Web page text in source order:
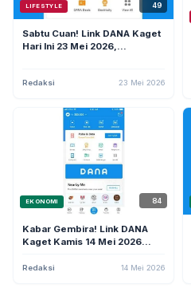
LIFESTYLE 49
Sabtu Cuan! Link DANA Kaget
Hari Ini 23 Mei 2026,
Redaksi 23 Mei 2026
EKONOMI 84
Kabar Gembira! Link DANA
Kaget Kamis 14 Mei 2026
Cepat Dia Dapat!
Redaksi 14 Mei 2026